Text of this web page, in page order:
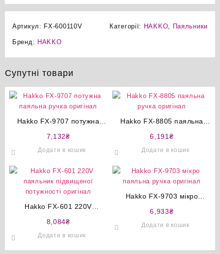
Артикул: FX-600110V Категорії: HAKKO Паяльники
Бренд: HAKKO
Супутні товари
Hakko FX-9707 потужна
7,132₴
Додати в кошик
Hakko FX-8805 паяльна
6,191 ₴
Додати в кошик
Hakko FX-601 220V
потужності оригінал
8,084₴
Додати в кошик
Hakko FX-9703 мікро
6,933₴
Додати в кошик